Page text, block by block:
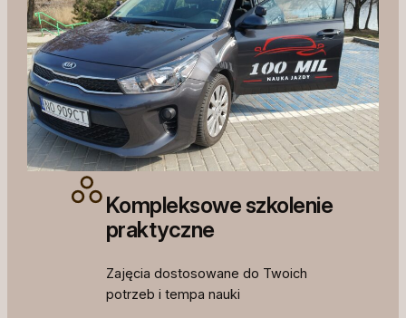
Kompleksowe szkolenie
praktyczne
Zajęcia dostosowane do Twoich
potrzeb i tempa nauki